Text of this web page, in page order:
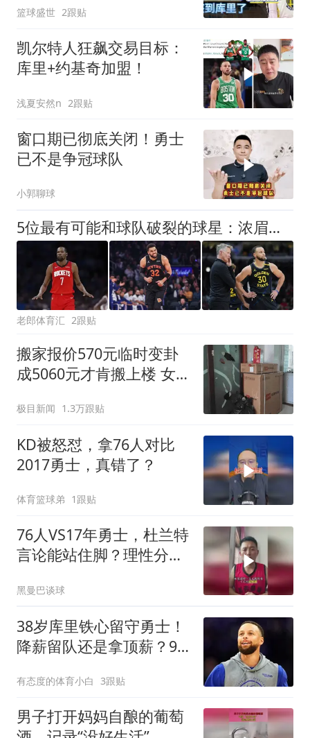
篮球盛世 2跟贴
凯尔特人狂飙交易目标：
库里+约基奇加盟！
浅夏安然n 2跟贴
窗口期已彻底关闭！勇士
已不是争冠球队
小郭聊球
5位最有可能和球队破裂的球星：浓眉等20场，库里能终老勇士吗
老郎体育汇 2跟贴
搬家报价570元临时变卦
成5060元才肯搬上楼 女子
极目新闻 1.3万跟贴
KD被怒怼，拿76人对比
2017勇士，真错了？
体育篮球弟 1跟贴
76人VS17年勇士，杜兰特
言论能站住脚？理性分析
黑曼巴谈球
38岁库里铁心留守勇士！
降薪留队还是拿顶薪？9
有态度的体育小白 3跟贴
男子打开妈妈自酿的葡萄